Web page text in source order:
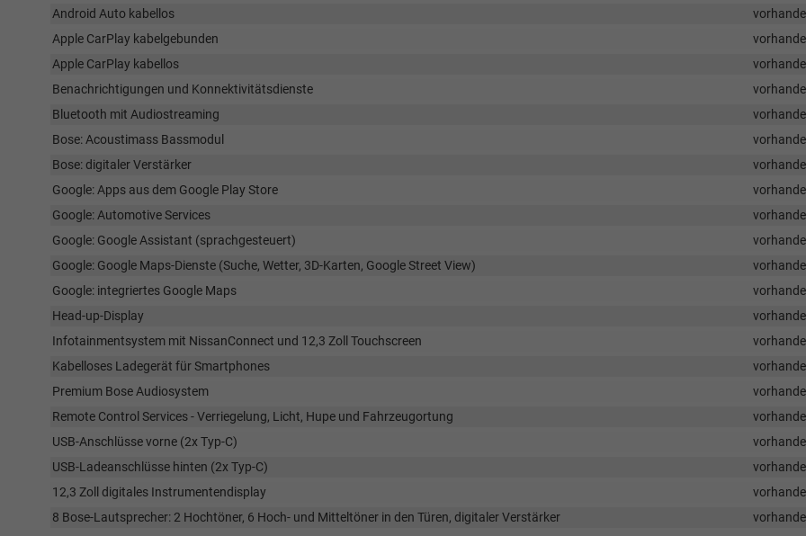
Android Auto kabellos
Apple CarPlay kabelgebunden
Apple CarPlay kabellos
Benachrichtigungen und Konnektivitätsdienste
Bluetooth mit Audiostreaming
Bose: Acoustimass Bassmodul
Bose: digitaler Verstärker
Google: Apps aus dem Google Play Store
Google: Automotive Services
Google: Google Assistant (sprachgesteuert)
Google: Google Maps-Dienste (Suche, Wetter, 3D-Karten, Google Street View)
Google: integriertes Google Maps
Head-up-Display
Infotainmentsystem mit NissanConnect und 12,3 Zoll Touchscreen
Kabelloses Ladegerät für Smartphones
Premium Bose Audiosystem
Remote Control Services - Verriegelung, Licht, Hupe und Fahrzeugortung
USB-Anschlüsse vorne (2x Typ-C)
USB-Ladeanschlüsse hinten (2x Typ-C)
12,3 Zoll digitales Instrumentendisplay
8 Bose-Lautsprecher: 2 Hochtöner, 6 Hoch- und Mitteltöner in den Türen, digitaler Verstärker